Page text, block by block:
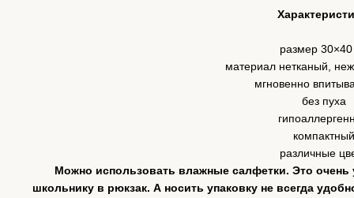
размер
материал нетканый,
мгновенно
без пуха
компактный
различные
Можно использовать влажные салфетки. Это
школьнику в рюкзак. А носить упаковку не всегда